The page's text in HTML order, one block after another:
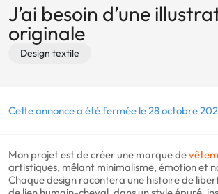
J’ai besoin d’une
originale
Design textile
Cette annonce a été fermée le 28 octobre
Mon projet est de créer une marque de
artistiques, mêlant minimalisme, émotion et
Chaque design racontera une histoire de